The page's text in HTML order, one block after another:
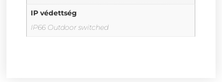
IP védettség
IP66 Outdoor switched